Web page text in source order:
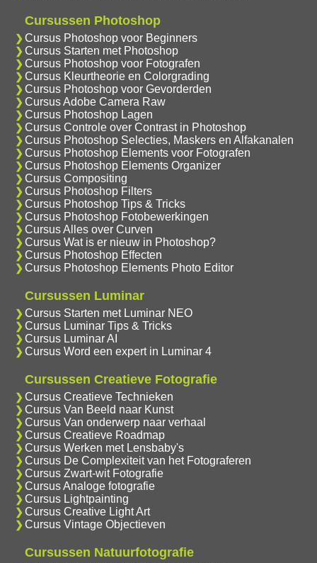
Cursussen Photoshop
Cursus Photoshop voor Beginners
Cursus Starten met Photoshop
Cursus Photoshop voor Fotografen
Cursus Kleurtheorie en Colorgrading
Cursus Photoshop voor Gevorderden
Cursus Adobe Camera Raw
Cursus Photoshop Lagen
Cursus Controle over Contrast in Photoshop
Cursus Photoshop Selecties, Maskers en Alfakanalen
Cursus Photoshop Elements voor Fotografen
Cursus Photoshop Elements Organizer
Cursus Compositing
Cursus Photoshop Filters
Cursus Photoshop Tips & Tricks
Cursus Photoshop Fotobewerkingen
Cursus Alles over Curven
Cursus Wat is er nieuw in Photoshop?
Cursus Photoshop Effecten
Cursus Photoshop Elements Photo Editor
Cursussen Luminar
Cursus Starten met Luminar NEO
Cursus Luminar Tips & Tricks
Cursus Luminar AI
Cursus Word een expert in Luminar 4
Cursussen Creatieve Fotografie
Cursus Creatieve Technieken
Cursus Van Beeld naar Kunst
Cursus Van onderwerp naar verhaal
Cursus Creatieve Roadmap
Cursus Werken met Lensbaby's
Cursus De Complexiteit van het Fotograferen
Cursus Zwart-wit Fotografie
Cursus Analoge fotografie
Cursus Lightpainting
Cursus Creative Light Art
Cursus Vintage Objectieven
Cursussen Natuurfotografie